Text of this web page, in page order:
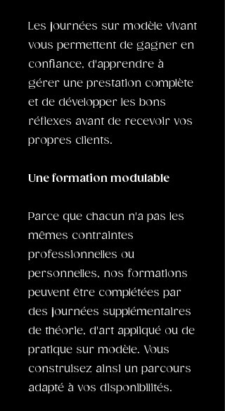
Les journées sur modèle vivant
vous permettent de gagner en
confiance, d'apprendre à
gérer une prestation complète
et de développer les bons
réflexes avant de recevoir vos
propres clients.
Une formation modulable
Parce que chacun n'a pas les
mêmes contraintes
professionnelles ou
personnelles, nos formations
peuvent être complétées par
des journées supplémentaires
de théorie, d'art appliqué ou de
pratique sur modèle. Vous
construisez ainsi un parcours
adapté à vos disponibilités.